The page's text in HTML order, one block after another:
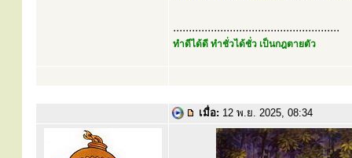
.....................................................
ทำดีได้ดี ทำชั่วได้ชั่ว เป็นกฎตายตัว
เมื่อ: 12 พ.ย. 2025, 08:34